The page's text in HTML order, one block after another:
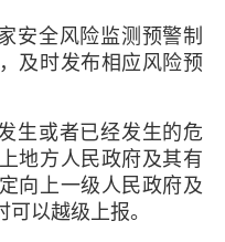
安全风险监测预警制
及时发布相应风险预
生或者已经发生的危
地方人民政府及其有
向上一级人民政府及
以越级上报。